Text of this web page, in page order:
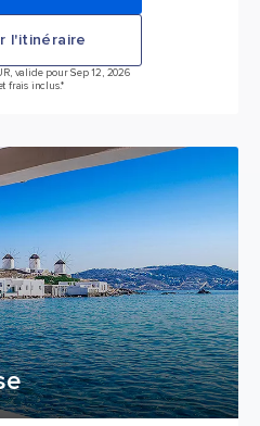
l'itinéraire
valide pour Sep 12, 2026
frais inclus.*